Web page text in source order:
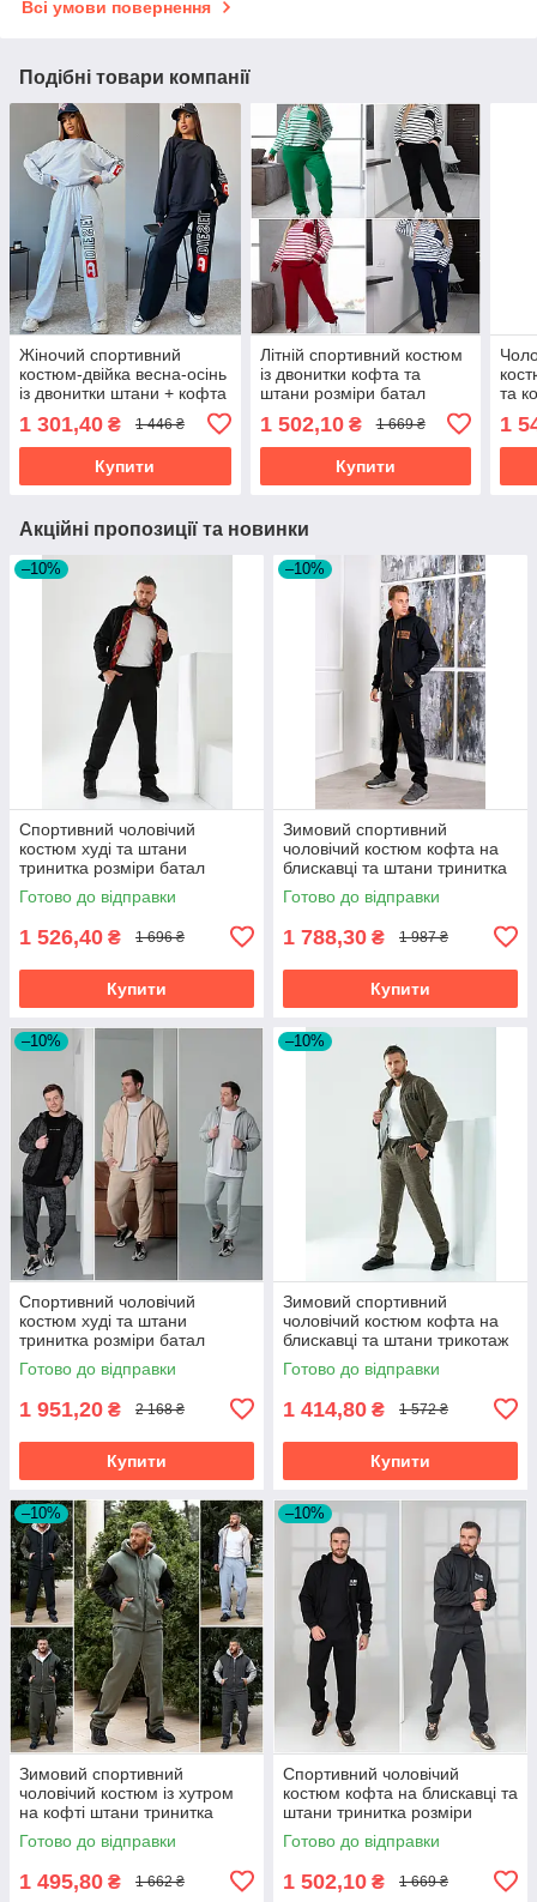
Всі умови повернення
Подібні товари компанії
Жіночий спортивний
костюм-двійка весна-осінь
із двонитки штани + кофта
1 301,40 ₴ 1 446 ₴
Купити
Літній спортивний костюм
із двонитки кофта та
штани розміри батал
1 502,10₴ 1 669 ₴
Купити
та
1
Акційні пропозиції та новинки
–10%
Спортивний чоловічий
костюм худі та штани
тринитка розміри батал
Готово до відправки
1 526,40 ₴ 1 696 ₴
Купити
–10%
Зимовий спортивний
чоловічий костюм кофта на
блискавці та штани тринитка
з начосом розміри батал
Готово до відправки
1 788,30 ₴ 1 987 ₴
Купити
–10%
Спортивний чоловічий
костюм худі та штани
тринитка розміри батал
Готово до відправки
1 951,20 ₴ 2 168 ₴
Купити
–10%
Зимовий спортивний
чоловічий костюм кофта на
блискавці та штани трикотаж
на хутрі розміри батал
Готово до відправки
1 414,80 ₴ 1 572 ₴
Купити
–10%
Зимовий спортивний
чоловічий костюм із хутром
на кофті штани тринитка
розміри батал
Готово до відправки
1 495,80 ₴ 1 662 ₴
–10%
Спортивний чоловічий
костюм кофта на блискавці та
штани тринитка розміри
батал на великий зірсист
Готово до відправки
1 502,10 ₴ 1 669 ₴